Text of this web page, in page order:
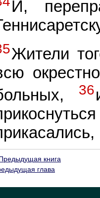
И,
Жители
36
книга
глава